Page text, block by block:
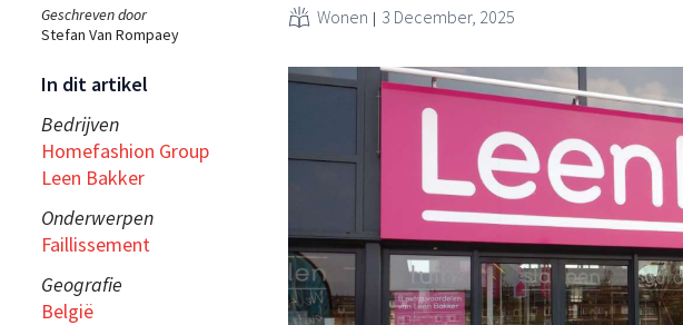
Geschreven door
Stefan Van Rompaey
In dit artikel
Bedrijven
Homefashion Group
Leen Bakker
Onderwerpen
Faillissement
Geografie
België
Wonen 3 December, 2025